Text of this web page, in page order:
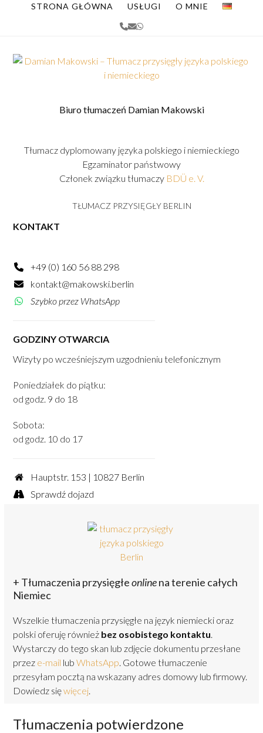
STRONA GŁÓWNA USŁUGI O MNIE
Phone
EmailWhatsapp
Biuro tłumaczeń Damian Makowski
Tłumacz dyplomowany języka polskiego i niemieckiego
Egzaminator państwowy
Członek związku tłumaczy BDÜ e. V.
TŁUMACZ PRZYSIĘGŁY BERLIN
KONTAKT
+49 (0) 160 56 88 298
kontakt@makowski.berlin
Szybko przez WhatsApp
GODZINY OTWARCIA
Wizyty po wcześniejszym uzgodnieniu telefonicznym
Poniedziałek do piątku:
od godz. 9 do 18
Sobota:
od godz. 10 do 17
Hauptstr. 153 | 10827 Berlin
Sprawdź dojazd
+ Tłumaczenia przysięgłeonlinena terenie całych
Niemiec
Wszelkie tłumaczenia przysięgłe na język niemiecki oraz
polski oferuję również bez osobistego kontaktu.
Wystarczy do tego skan lub zdjęcie dokumentu przesłane
przez e-mail lubWhatsApp. Gotowe tłumaczenie
przesyłam pocztą na wskazany adres domowy lub firmowy.
Dowiedz sięwięcej.
Tłumaczenia potwierdzone